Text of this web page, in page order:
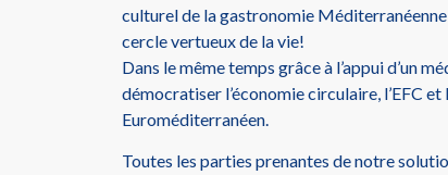
culturel de la gastronomie
cercle vertueux de la vie!
Dans le même temps grâce à l’appui d’un
démocratiser l’économie circulaire, l’EFC et
Euroméditerranéen.
Toutes les parties prenantes de notre